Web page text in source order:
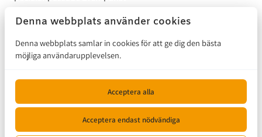
Studentflak
Installationer
Kontakta oss
Denna webbplats använder cookies
Denna webbplats samlar in cookies för att ge dig den bästa
möjliga användarupplevelsen.
Acceptera alla
Acceptera endast nödvändiga